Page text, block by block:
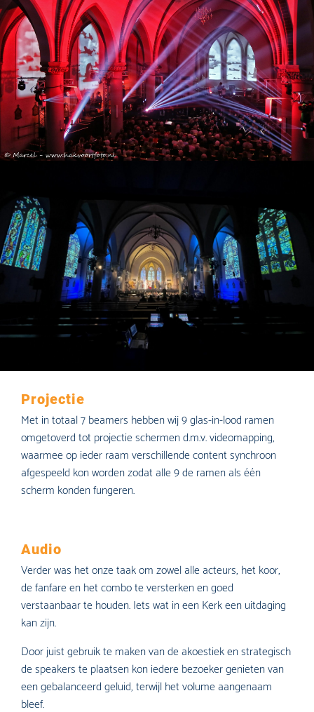
Projectie
Met in totaal 7 beamers hebben wij 9 glas-in-lood ramen
omgetoverd tot projectie schermen d.m.v. videomapping,
waarmee op ieder raam verschillende content synchroon
afgespeeld kon worden zodat alle 9 de ramen als één
scherm konden fungeren.
Audio
Verder was het onze taak om zowel alle acteurs, het koor,
de fanfare en het combo te versterken en goed
verstaanbaar te houden. Iets wat in een Kerk een uitdaging
kan zijn.
Door juist gebruik te maken van de akoestiek en strategisch
de speakers te plaatsen kon iedere bezoeker genieten van
een gebalanceerd geluid, terwijl het volume aangenaam
bleef.